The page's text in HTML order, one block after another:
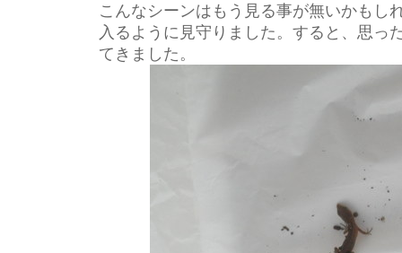
こんなシーンはもう見る事が無いかもし
入るように見守りました。すると、思っ
てきました。